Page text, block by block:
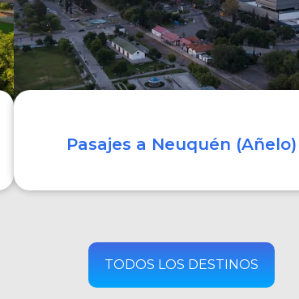
Pasajes a Neuquén (Añelo)
TODOS LOS DESTINOS